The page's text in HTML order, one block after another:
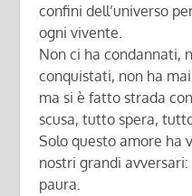
confini dell’universo
ogni vivente.
Non ci ha condannati,
conquistati, non ha
ma si è fatto strada
scusa, tutto spera,
Solo questo amore ha
nostri grandi
paura.